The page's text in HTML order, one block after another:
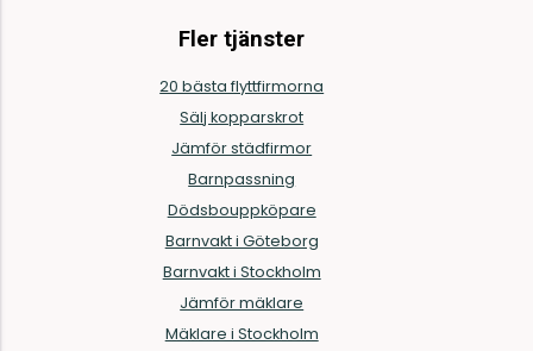
Fler tjänster
20 bästa flyttfirmorna
Sälj kopparskrot
Jämför städfirmor
Barnpassning
Dödsbouppköpare
Barnvakt i Göteborg
Barnvakt i Stockholm
Jämför mäklare
Mäklare i Stockholm